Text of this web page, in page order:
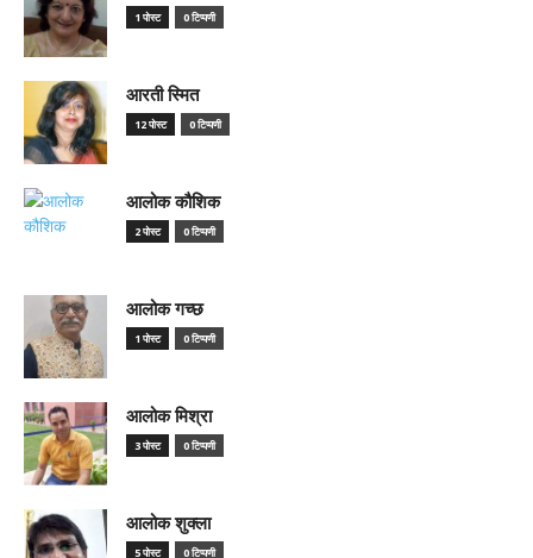
1 पोस्ट 0 टिप्पणी
आरती स्मित
12 पोस्ट 0 टिप्पणी
आलोक कौशिक
2 पोस्ट 0 टिप्पणी
आलोक गच्छ
1 पोस्ट 0 टिप्पणी
आलोक मिश्रा
3 पोस्ट 0 टिप्पणी
आलोक शुक्ला
5 पोस्ट 0 टिप्पणी